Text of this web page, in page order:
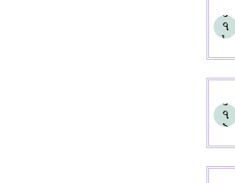
০
৭
৮
০
৭
৯